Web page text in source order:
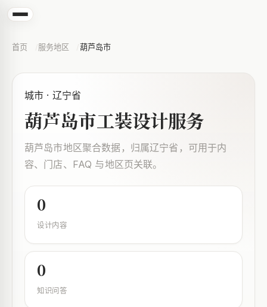
首页 服务地区 葫芦岛市
城市 · 辽宁省
葫芦岛市工装设计服务
葫芦岛市地区聚合数据，归属辽宁省，可用于内
容、门店、FAQ 与地区页关联。
0
设计内容
0
知识问答